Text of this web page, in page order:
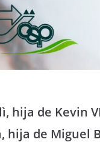
hija de Kevin
hija de Miguel